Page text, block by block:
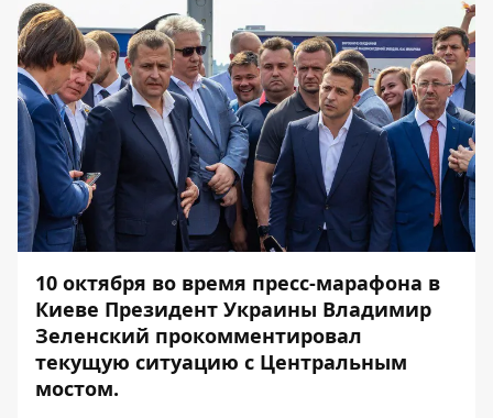
10 октября во время пресс-марафона в
Киеве Президент Украины Владимир
Зеленский прокомментировал
текущую ситуацию с Центральным
мостом.